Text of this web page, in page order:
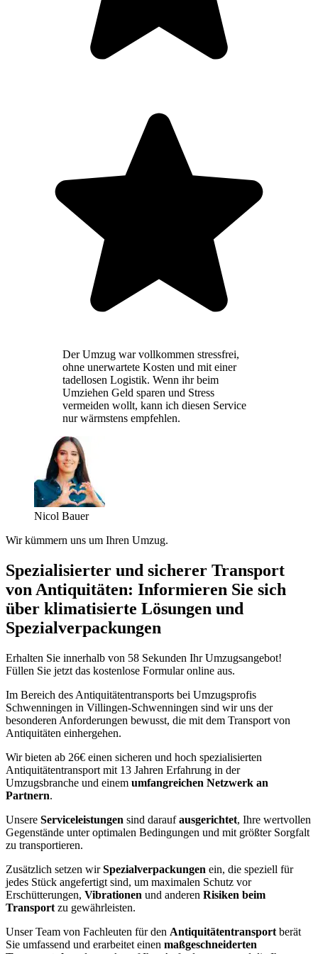
Der Umzug war vollkommen stressfrei,
ohne unerwartete Kosten und mit einer
tadellosen Logistik. Wenn ihr beim
Umziehen Geld sparen und Stress
vermeiden wollt, kann ich diesen Service
nur wärmstens empfehlen.
Nicol Bauer
Wir kümmern uns um Ihren Umzug.
Spezialisierter und sicherer Transport
von Antiquitäten: Informieren Sie sich
über klimatisierte Lösungen und
Spezialverpackungen
Erhalten Sie innerhalb von 58 Sekunden Ihr Umzugsangebot!
Füllen Sie jetzt das kostenlose Formular online aus.
Im Bereich des Antiquitätentransports bei Umzugsprofis
Schwenningen in Villingen-Schwenningen sind wir uns der
besonderen Anforderungen bewusst, die mit dem Transport von
Antiquitäten einhergehen.
Wir bieten ab 26€ einen sicheren und hoch spezialisierten
Antiquitätentransport mit 13 Jahren Erfahrung in der
Umzugsbranche und einem umfangreichen Netzwerk an
Partnern.
Unsere Serviceleistungen sind daraufausgerichtet, Ihre wertvollen
Gegenstände unter optimalen Bedingungen und mit größter Sorgfalt
zu transportieren.
Zusätzlich setzen wirSpezialverpackungen ein, die speziell für
jedes Stück angefertigt sind, um maximalen Schutz vor
Erschütterungen, Vibrationen und anderen Risiken beim
Transport zu gewährleisten.
Unser Team von Fachleuten für den Antiquitätentransport berät
Sie umfassend und erarbeitet einen maßgeschneiderten